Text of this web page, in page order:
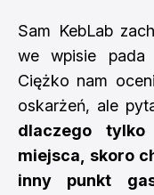
Sam KebLab
we wpisie pada
Ciężko nam
oskarżeń, ale
dlaczego
miejsca, skoro
inny punkt